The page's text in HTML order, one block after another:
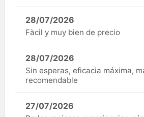
28/07/2026
Fàcil y muy bien de precio
28/07/2026
Sin esperas, eficacia máxima,
recomendable
27/07/2026